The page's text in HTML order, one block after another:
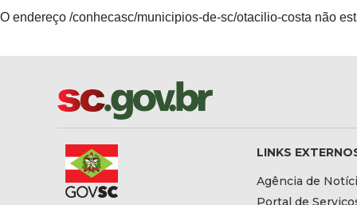
O endereço /conhecasc/municipios-de-sc/otacilio-costa não
LINKS
Agência de